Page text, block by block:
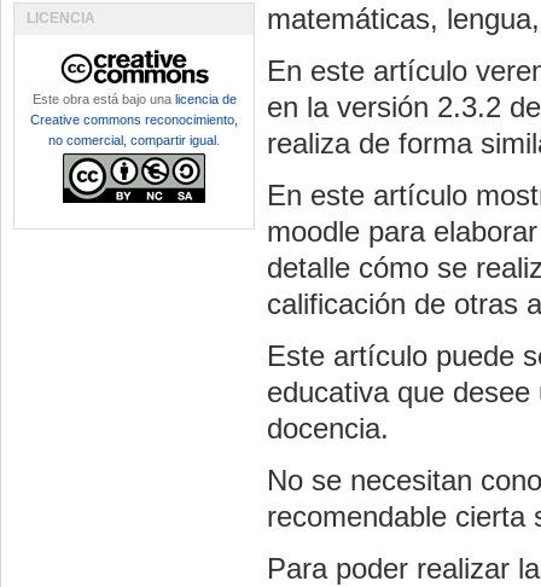
matemáticas,
En este artículo
en la versión 2.3.2
realiza de forma
En este artículo
moodle para
detalle cómo se
calificación de otras
Este artículo puede
educativa que
docencia.
No se necesitan
recomendable cierta
Para poder realizar
LICENCIA
Este obra está bajo una licencia de
Creative commons reconocimiento,
no comercial, compartir igual